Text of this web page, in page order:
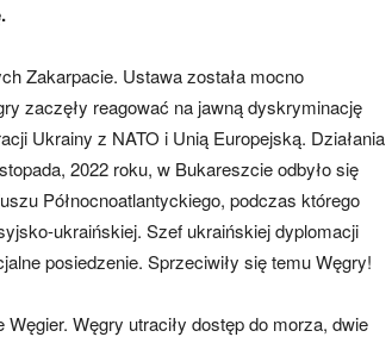
Zakarpacie. Ustawa została mocno
zaczęły reagować na jawną dyskryminację
Ukrainy z NATO i Unią Europejską. Działania
2022 roku, w Bukareszcie odbyło się
Północnoatlantyckiego, podczas którego
ukraińskiej. Szef ukraińskiej dyplomacji
posiedzenie. Sprzeciwiły się temu Węgry!
Węgry utraciły dostęp do morza, dwie